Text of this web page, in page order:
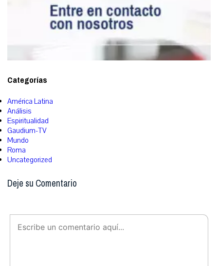
Categorías
América Latina
Análisis
Espiritualidad
Gaudium-TV
Mundo
Roma
Uncategorized
Deje su Comentario